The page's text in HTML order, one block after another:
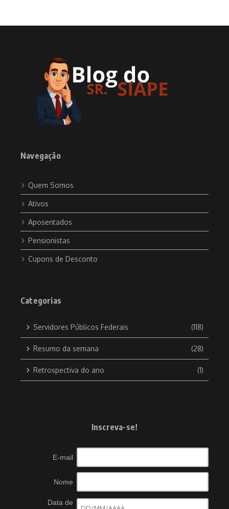
Navegação
Quem Somos
Ativos
Aposentados
Pensionistas
Cupons de Desconto
Categorias
Servidores Públicos Federais (118)
Resumo da semana (28)
Retrospectiva do ano (1)
Inscreva-se!
E-mail
Nome
Data de